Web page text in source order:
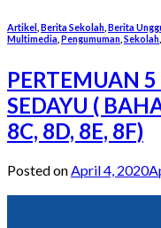
Artikel Berita Sekolah Berita
Multimedia Pengumuman Sekolah
PERTEMUAN
SEDAYU (
8C, 8D, 8E, 8F)
Posted on April 4, 2020